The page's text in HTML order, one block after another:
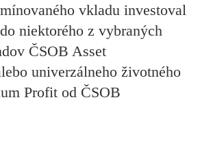
vkladu investoval
niektorého z vybraných
ČSOB Asset
univerzálneho životného
Profit od ČSOB